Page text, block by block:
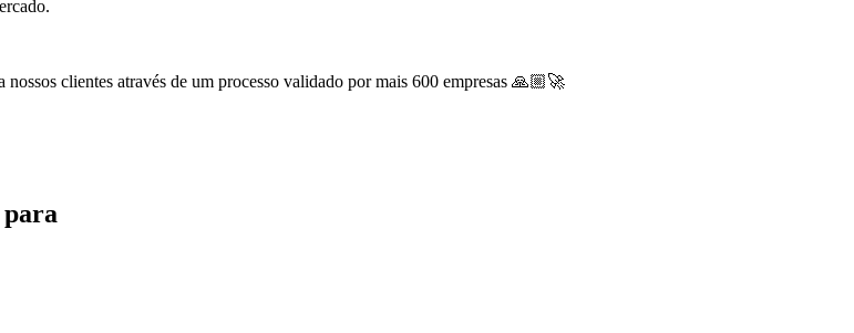
clientes através de um processo validado por mais 600 empresas 🙏🏼🚀
para